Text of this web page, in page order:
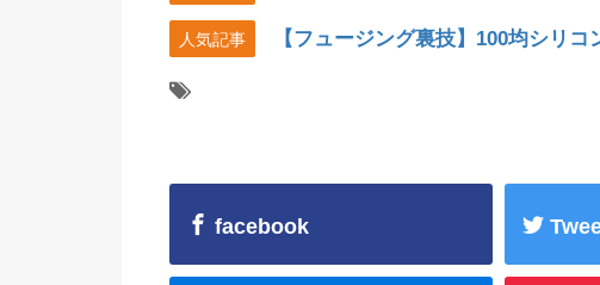
人気記事 【フュージング裏技】100均シリ
facebook